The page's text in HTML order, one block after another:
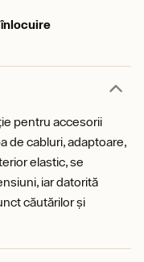
pentru accesorii
de cabluri, adaptoare,
elastic, se
iar datorită
căutărilor și